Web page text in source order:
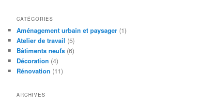
CATÉGORIES
Aménagement urbain et paysager (1)
Atelier de travail (5)
Bâtiments neufs (6)
Décoration (4)
Rénovation (11)
ARCHIVES